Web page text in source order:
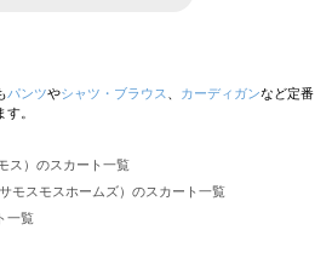
パンツやシャツ・ブラウス カーディガンなど定番
。
ス）のスカート一覧
モスモスホームズ）のスカート一覧
一覧
ハルバイサマンサモスモス）のスカート一覧